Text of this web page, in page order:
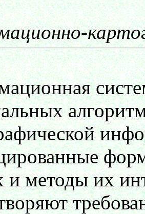
и методы их